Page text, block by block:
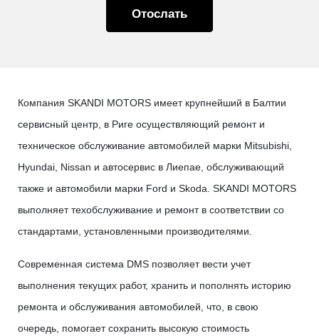
Oтослать
Компания SKANDI MOTORS имеет крупнейший в Балтии
сервисный центр, в Риге осуществляющий ремонт и
техническое обслуживание автомобилей марки Mitsubishi,
Hyundai, Nissan и автосервис в Лиепае, обслуживающий
также и автомобили марки Ford и Skoda. SKANDI MOTORS
выполняет техобслуживание и ремонт в соответствии со
стандартами, установленными производителями.
Современная система DMS позволяет вести учет
выполнения текущих работ, хранить и пополнять историю
ремонта и обслуживания автомобилей, что, в свою
очередь, помогает сохранить высокую стоимость